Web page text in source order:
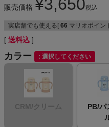
レディーススポーツウェア
もっと見る
販売価格 ¥3,650税込
実店舗でも使える[ 66 マリオポイン
送料込
カラー 選択してください
CRM/クリーム
PB/パ